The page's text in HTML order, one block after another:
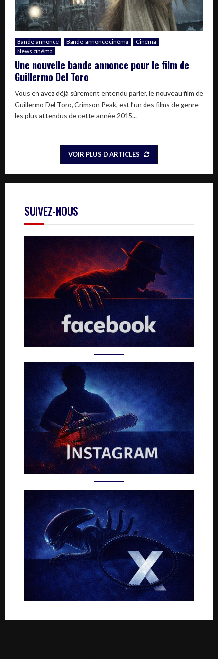
Bande-annonce Bande-annonce cinéma
Cinéma
News cinéma
Une nouvelle bande annonce pour le film de
Guillermo Del Toro
Vous en avez déjà sûrement entendu parler, le nouveau film de
Guillermo Del Toro, Crimson Peak, est l’un des films de genre
les plus attendus de cette année 2015...
VOIR PLUS D'ARTICLES
SUIVEZ-NOUS